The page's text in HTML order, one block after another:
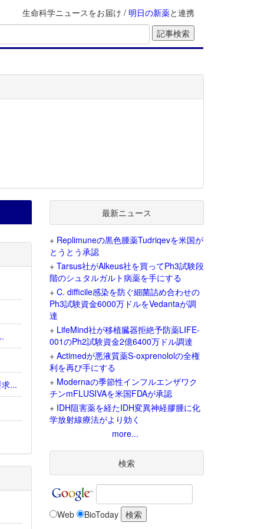
生命科学ニュースをお届け / 明日の新薬と連携
...
最新ニュース
+ Replimuneの黒色腫薬Tudriqevを米国が
とうとう承認
+ Tarsus社がAlkeus社を買ってPh3試験段
階のシュタルガルト病薬を手にする
+ C. difficile感染を防ぐ細菌詰め合わせの
Ph3試験資金6000万ドルをVedantaが調
達
+ LifeMind社が移植臓器拒絶予防薬LIFE-
001のPh2試験資金2億6400万ドル調達
+ Actimedが悪液質薬S-oxprenololの全権
利を再び手にする
+ Modernaの季節性インフルエンザワク
チンmFLUSIVAを米国FDAが承認
+ IDH阻害薬を経たIDH変異神経膠腫に化
学放射線療法がより効く
more...
検索
Web BioToday